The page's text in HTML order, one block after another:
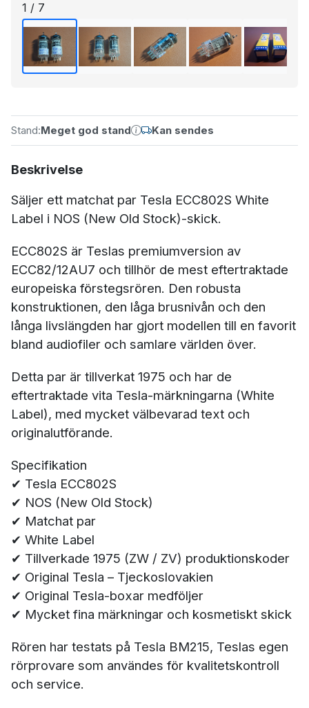
1 / 7
Stand:Meget god stand Kan sendes
Beskrivelse
Säljer ett matchat par Tesla ECC802S White
Label i NOS (New Old Stock)-skick.
ECC802S är Teslas premiumversion av
ECC82/12AU7 och tillhör de mest eftertraktade
europeiska förstegsrören. Den robusta
konstruktionen, den låga brusnivån och den
långa livslängden har gjort modellen till en favorit
bland audiofiler och samlare världen över.
Detta par är tillverkat 1975 och har de
eftertraktade vita Tesla-märkningarna (White
Label), med mycket välbevarad text och
originalutförande.
Specifikation
✔ Tesla ECC802S
✔ NOS (New Old Stock)
✔ Matchat par
✔ White Label
✔ Tillverkade 1975 (ZW / ZV) produktionskoder
✔ Original Tesla – Tjeckoslovakien
✔ Original Tesla-boxar medföljer
✔ Mycket fina märkningar och kosmetiskt skick
Rören har testats på Tesla BM215, Teslas egen
rörprovare som användes för kvalitetskontroll
och service.